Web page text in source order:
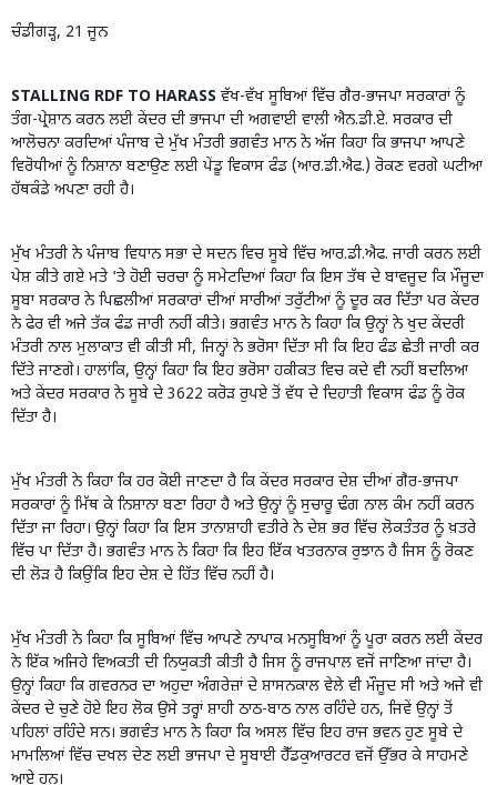
ਚੰਡੀਗੜ੍ਹ, 21 ਜੂਨ
STALLING RDF TO HARASS ਵੱਖ-ਵੱਖ ਸੂਬਿਆਂ ਵਿੱਚ ਗੈਰ-ਭਾਜਪਾ ਸਰਕਾਰਾਂ ਨੂੰ
ਤੰਗ-ਪ੍ਰੇਸ਼ਾਨ ਕਰਨ ਲਈ ਕੇਂਦਰ ਦੀ ਭਾਜਪਾ ਦੀ ਅਗਵਾਈ ਵਾਲੀ ਐਨ.ਡੀ.ਏ. ਸਰਕਾਰ ਦੀ
ਆਲੋਚਨਾ ਕਰਦਿਆਂ ਪੰਜਾਬ ਦੇ ਮੁੱਖ ਮੰਤਰੀ ਭਗਵੰਤ ਮਾਨ ਨੇ ਅੱਜ ਕਿਹਾ ਕਿ ਭਾਜਪਾ ਆਪਣੇ
ਵਿਰੋਧੀਆਂ ਨੂੰ ਨਿਸ਼ਾਨਾ ਬਣਾਉਣ ਲਈ ਪੇਂਡੂ ਵਿਕਾਸ ਫੰਡ (ਆਰ.ਡੀ.ਐਫ.) ਰੋਕਣ ਵਰਗੇ ਘਟੀਆ
ਹੱਥਕੰਡੇ ਅਪਣਾ ਰਹੀ ਹੈ।
ਮੁੱਖ ਮੰਤਰੀ ਨੇ ਪੰਜਾਬ ਵਿਧਾਨ ਸਭਾ ਦੇ ਸਦਨ ਵਿਚ ਸੂਬੇ ਵਿੱਚ ਆਰ.ਡੀ.ਐਫ. ਜਾਰੀ ਕਰਨ ਲਈ
ਪੇਸ਼ ਕੀਤੇ ਗਏ ਮਤੇ ‘ਤੇ ਹੋਈ ਚਰਚਾ ਨੂੰ ਸਮੇਟਦਿਆਂ ਕਿਹਾ ਕਿ ਇਸ ਤੱਥ ਦੇ ਬਾਵਜੂਦ ਕਿ ਮੌਜੂਦਾ
ਸੂਬਾ ਸਰਕਾਰ ਨੇ ਪਿਛਲੀਆਂ ਸਰਕਾਰਾਂ ਦੀਆਂ ਸਾਰੀਆਂ ਤਰੁੱਟੀਆਂ ਨੂੰ ਦੂਰ ਕਰ ਦਿੱਤਾ ਪਰ ਕੇਂਦਰ
ਨੇ ਫੇਰ ਵੀ ਅਜੇ ਤੱਕ ਫੰਡ ਜਾਰੀ ਨਹੀਂ ਕੀਤੇ। ਭਗਵੰਤ ਮਾਨ ਨੇ ਕਿਹਾ ਕਿ ਉਨ੍ਹਾਂ ਨੇ ਖੁਦ ਕੇਂਦਰੀ
ਮੰਤਰੀ ਨਾਲ ਮੁਲਾਕਾਤ ਵੀ ਕੀਤੀ ਸੀ, ਜਿਨ੍ਹਾਂ ਨੇ ਭਰੋਸਾ ਦਿੱਤਾ ਸੀ ਕਿ ਇਹ ਫੰਡ ਛੇਤੀ ਜਾਰੀ ਕਰ
ਦਿੱਤੇ ਜਾਣਗੇ। ਹਾਲਾਂਕਿ, ਉਨ੍ਹਾਂ ਕਿਹਾ ਕਿ ਇਹ ਭਰੋਸਾ ਹਕੀਕਤ ਵਿਚ ਕਦੇ ਵੀ ਨਹੀਂ ਬਦਲਿਆ
ਅਤੇ ਕੇਂਦਰ ਸਰਕਾਰ ਨੇ ਸੂਬੇ ਦੇ 3622 ਕਰੋੜ ਰੁਪਏ ਤੋਂ ਵੱਧ ਦੇ ਦਿਹਾਤੀ ਵਿਕਾਸ ਫੰਡ ਨੂੰ ਰੋਕ
ਦਿੱਤਾ ਹੈ।
ਮੁੱਖ ਮੰਤਰੀ ਨੇ ਕਿਹਾ ਕਿ ਹਰ ਕੋਈ ਜਾਣਦਾ ਹੈ ਕਿ ਕੇਂਦਰ ਸਰਕਾਰ ਦੇਸ਼ ਦੀਆਂ ਗੈਰ-ਭਾਜਪਾ
ਸਰਕਾਰਾਂ ਨੂੰ ਮਿੱਥ ਕੇ ਨਿਸ਼ਾਨਾ ਬਣਾ ਰਿਹਾ ਹੈ ਅਤੇ ਉਨ੍ਹਾਂ ਨੂੰ ਸੁਚਾਰੂ ਢੰਗ ਨਾਲ ਕੰਮ ਨਹੀਂ ਕਰਨ
ਦਿੱਤਾ ਜਾ ਰਿਹਾ। ਉਨ੍ਹਾਂ ਕਿਹਾ ਕਿ ਇਸ ਤਾਨਾਸ਼ਾਹੀ ਵਤੀਰੇ ਨੇ ਦੇਸ਼ ਭਰ ਵਿੱਚ ਲੋਕਤੰਤਰ ਨੂੰ ਖ਼ਤਰੇ
ਵਿੱਚ ਪਾ ਦਿੱਤਾ ਹੈ। ਭਗਵੰਤ ਮਾਨ ਨੇ ਕਿਹਾ ਕਿ ਇਹ ਇੱਕ ਖਤਰਨਾਕ ਰੁਝਾਨ ਹੈ ਜਿਸ ਨੂੰ ਰੋਕਣ
ਦੀ ਲੋੜ ਹੈ ਕਿਉਂਕਿ ਇਹ ਦੇਸ਼ ਦੇ ਹਿੱਤ ਵਿੱਚ ਨਹੀਂ ਹੈ।
ਮੁੱਖ ਮੰਤਰੀ ਨੇ ਕਿਹਾ ਕਿ ਸੂਬਿਆਂ ਵਿੱਚ ਆਪਣੇ ਨਾਪਾਕ ਮਨਸੂਬਿਆਂ ਨੂੰ ਪੂਰਾ ਕਰਨ ਲਈ ਕੇਂਦਰ
ਨੇ ਇੱਕ ਅਜਿਹੇ ਵਿਅਕਤੀ ਦੀ ਨਿਯੁਕਤੀ ਕੀਤੀ ਹੈ ਜਿਸ ਨੂੰ ਰਾਜਪਾਲ ਵਜੋਂ ਜਾਣਿਆ ਜਾਂਦਾ ਹੈ।
ਉਨ੍ਹਾਂ ਕਿਹਾ ਕਿ ਗਵਰਨਰ ਦਾ ਅਹੁਦਾ ਅੰਗਰੇਜ਼ਾਂ ਦੇ ਸ਼ਾਸਨਕਾਲ ਵੇਲੇ ਵੀ ਮੌਜੂਦ ਸੀ ਅਤੇ ਅਜੇ ਵੀ
ਕੇਂਦਰ ਦੇ ਚੁਣੇ ਹੋਏ ਇਹ ਲੋਕ ਉਸੇ ਤਰ੍ਹਾਂ ਸ਼ਾਹੀ ਠਾਠ-ਬਾਠ ਨਾਲ ਰਹਿੰਦੇ ਹਨ, ਜਿਵੇਂ ਉਨ੍ਹਾਂ ਤੋਂ
ਪਹਿਲਾਂ ਰਹਿੰਦੇ ਸਨ। ਭਗਵੰਤ ਮਾਨ ਨੇ ਕਿਹਾ ਕਿ ਅਸਲ ਵਿੱਚ ਇਹ ਰਾਜ ਭਵਨ ਹੁਣ ਸੂਬੇ ਦੇ
ਮਾਮਲਿਆਂ ਵਿੱਚ ਦਖਲ ਦੇਣ ਲਈ ਭਾਜਪਾ ਦੇ ਸੂਬਾਈ ਹੈੱਡਕੁਆਰਟਰ ਵਜੋਂ ਉੱਭਰ ਕੇ ਸਾਹਮਣੇ
ਆਏ ਹਨ।